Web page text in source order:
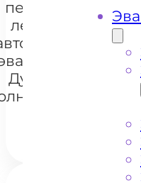
перевозки
легковых
Дулепово
+7